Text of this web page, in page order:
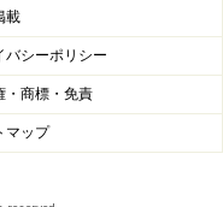
載
バシーポリシー
・商標・免責
マップ